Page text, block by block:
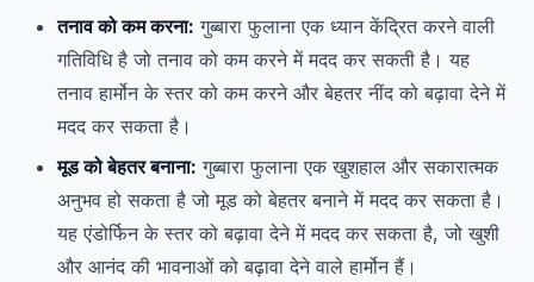
तनाव को कम करना: गुब्बारा फुलाना एक ध्यान केंद्रित करने वाली
गतिविधि है जो तनाव को कम करने में मदद कर सकती है। यह
तनाव हार्मोन के स्तर को कम करने और बेहतर नींद को बढ़ावा देने में
मदद कर सकता है।
मूड को बेहतर बनाना: गुब्बारा फुलाना एक खुशहाल और सकारात्मक
अनुभव हो सकता है जो मूड को बेहतर बनाने में मदद कर सकता है।
यह एंडोर्फिन के स्तर को बढ़ावा देने में मदद कर सकता है, जो खुशी
और आनंद की भावनाओं को बढ़ावा देने वाले हार्मोन हैं।